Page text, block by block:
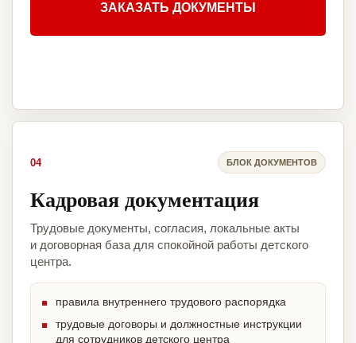
ЗАКАЗАТЬ ДОКУМЕНТЫ
04 БЛОК ДОКУМЕНТОВ
Кадровая документация
Трудовые документы, согласия, локальные акты
и договорная база для спокойной работы детского
центра.
правила внутреннего трудового распорядка
трудовые договоры и должностные инструкции
для сотрудников детского центра